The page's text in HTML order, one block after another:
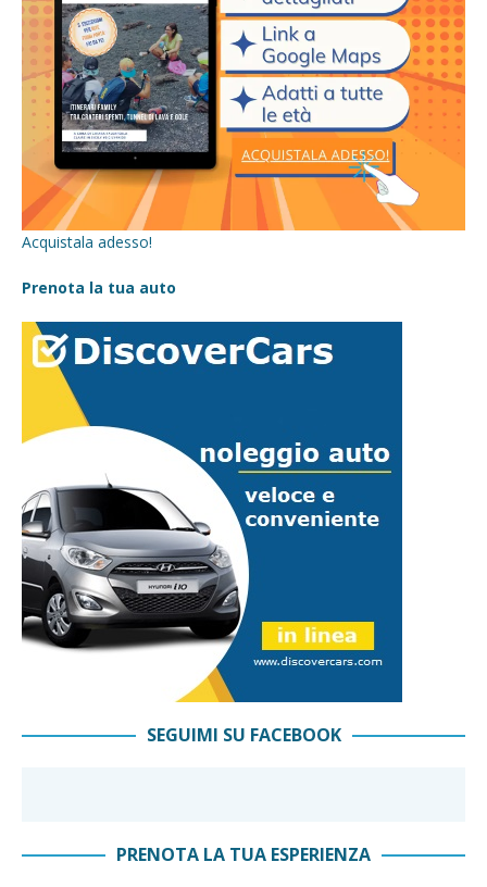
Acquistala adesso!
Prenota la tua auto
SEGUIMI SU FACEBOOK
PRENOTA LA TUA ESPERIENZA